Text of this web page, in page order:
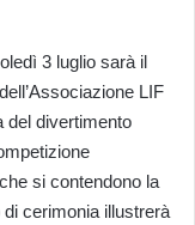
3 luglio sarà il
LIF
del divertimento
si contendono la
cerimonia illustrerà